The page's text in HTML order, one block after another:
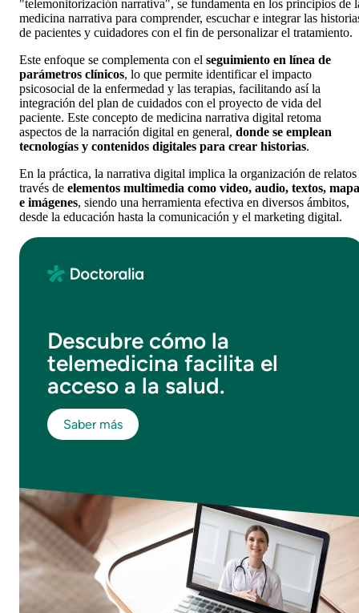
"telemonitorización narrativa", se fundamenta en los principios de
medicina narrativa para comprender, escuchar e integrar las
de pacientes y cuidadores con el fin de personalizar el tratamiento.
Este enfoque se complementa con el seguimiento en línea de
parámetros clínicos, lo que permite identificar el impacto
psicosocial de la enfermedad y las terapias, facilitando así la
integración del plan de cuidados con el proyecto de vida del
paciente. Este concepto de medicina narrativa digital retoma
aspectos de la narración digital en general, donde se emplean
tecnologías y contenidos digitales para crear historias.
En la práctica, la narrativa digital implica la organización de relatos
través de elementos multimedia como video, audio, textos,
e imágenes, siendo una herramienta efectiva en diversos ámbitos,
desde la educación hasta la comunicación y el marketing digital.
Descubre cómo la
telemedicina facilita el
acceso a la salud.
Saber más